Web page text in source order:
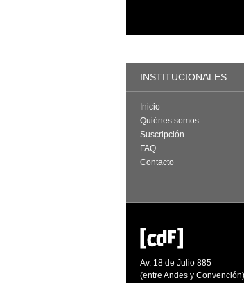
INSTITUCIONALES
Inicio
Quiénes somos
Suscripción
FAQ
Contacto
Av. 18 de Julio 885
(entre Andes y Convención)